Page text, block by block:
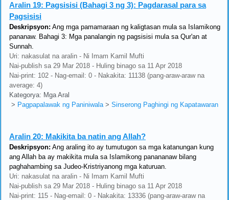
Aralin 19: Pagsisisi (Bahagi 3 ng 3): Pagdarasal para sa
Pagsisisi
Deskripsyon: Ang mga pamamaraan ng kaligtasan mula sa Islamikong
pananaw. Bahagi 3: Mga panalangin ng pagsisisi mula sa Qur'an at
Sunnah.
Uri: nakasulat na aralin - Ni Imam Kamil Mufti
Nai-publish sa 29 Mar 2018 - Huling binago sa 11 Apr 2018
Nai-print: 102 - Nag-email: 0 - Nakakita: 11138 (pang-araw-araw na
average: 4)
Kategorya: Mga Aral
> Pagpapalawak ng Paniniwala> Sinserong Paghingi ng Kapatawaran
Aralin 20: Makikita ba natin ang Allah?
Deskripsyon: Ang araling ito ay tumutugon sa mga katanungan kung
ang Allah ba ay makikita mula sa Islamikong panananaw bilang
paghahambing sa Judeo-Kristriyanong mga katuruan.
Uri: nakasulat na aralin - Ni Imam Kamil Mufti
Nai-publish sa 29 Mar 2018 - Huling binago sa 11 Apr 2018
Nai-print: 115 - Nag-email: 0 - Nakakita: 13336 (pang-araw-araw na